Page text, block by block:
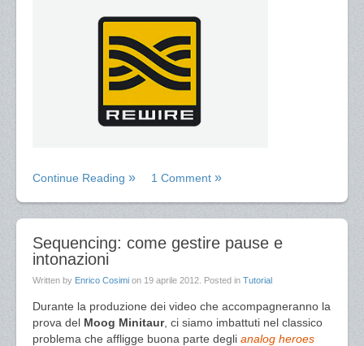
Continue Reading 1 Comment
Sequencing: come gestire pause e
intonazioni
Written by Enrico Cosimi on 19 aprile 2012 . Posted in Tutorial
Durante la produzione dei video che accompagneranno la
prova del Moog Minitaur, ci siamo imbattuti nel classico
problema che affligge buona parte degli analog heroes